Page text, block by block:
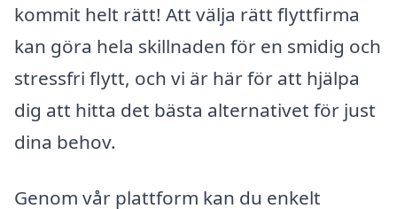
kommit helt rätt! Att välja rätt flyttfirma
kan göra hela skillnaden för en smidig och
stressfri flytt, och vi är här för att hjälpa
dig att hitta det bästa alternativet för just
dina behov.
Genom vår plattform kan du enkelt